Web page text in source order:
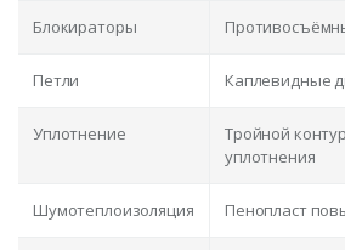
Блокираторы
Петли Каплевидные
Уплотнение
Тройной
уплотнения
Шумотеплоизоляция Пенопласт